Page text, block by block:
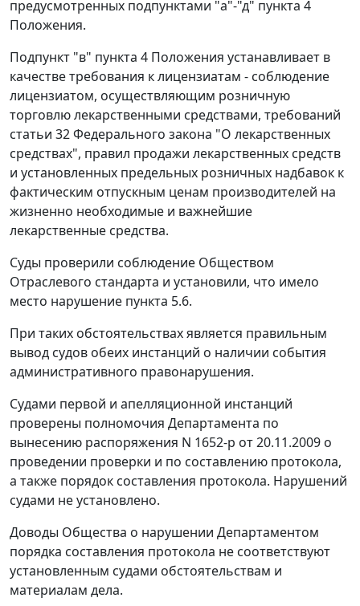
предусмотренных подпунктами "а"-"д" пункта 4
Положения.
Подпункт "в" пункта 4 Положения устанавливает в
качестве требования к лицензиатам - соблюдение
лицензиатом, осуществляющим розничную
торговлю лекарственными средствами, требований
статьи 32Федерального закона "О лекарственных
средствах", правил продажи лекарственных средств
и установленных предельных розничных надбавок к
фактическим отпускным ценам производителей на
жизненно необходимые и важнейшие
лекарственные средства.
Суды проверили соблюдение Обществом
Отраслевого стандарта и установили, что имело
место нарушение пункта 5.6.
При таких обстоятельствах является правильным
вывод судов обеих инстанций о наличии события
административного правонарушения.
Судами первой и апелляционной инстанций
проверены полномочия Департамента по
вынесению распоряжения N 1652-р от 20.11.2009 о
проведении проверки и по составлению протокола,
а также порядок составления протокола. Нарушений
судами не установлено.
Доводы Общества о нарушении Департаментом
порядка составления протокола не соответствуют
установленным судами обстоятельствам и
материалам дела.